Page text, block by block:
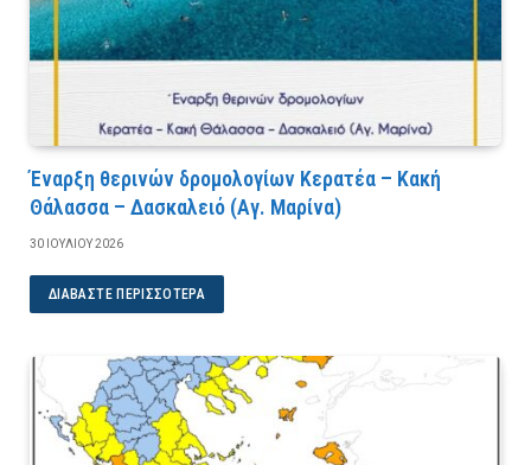
Έναρξη θερινών δρομολογίων Κερατέα – Κακή
Θάλασσα – Δασκαλειό (Αγ. Μαρίνα)
30 ΙΟΥΛΊΟΥ 2026
ΔΙΑΒΆΣΤΕ ΠΕΡΙΣΣΌΤΕΡΑ